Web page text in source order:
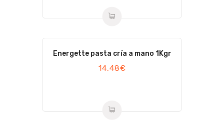
Energette pasta cría a mano 1Kgr
14,48€